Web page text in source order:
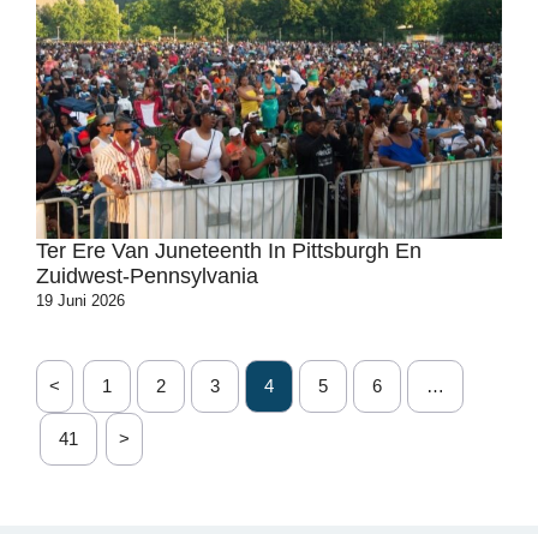
Ter Ere Van Juneteenth In Pittsburgh En
Zuidwest-Pennsylvania
19 Juni 2026
< 1 2 3 4 5 6 …
41 >